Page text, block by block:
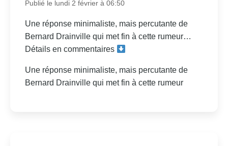
Publié le lundi 2 février à 06:50
Une réponse minimaliste, mais percutante de
Bernard Drainville qui met fin à cette rumeur…
Détails en commentaires
Une réponse minimaliste, mais percutante de
Bernard Drainville qui met fin à cette rumeur